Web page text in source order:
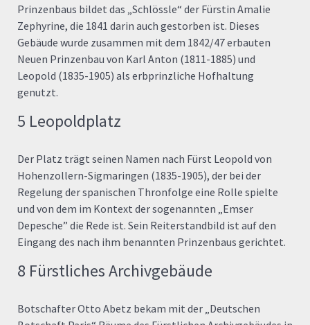
Prinzenbaus bildet das „Schlössle“ der Fürstin Amalie
Zephyrine, die 1841 darin auch gestorben ist. Dieses
Gebäude wurde zusammen mit dem 1842/47 erbauten
Neuen Prinzenbau von Karl Anton (1811-1885) und
Leopold (1835-1905) als erbprinzliche Hofhaltung
genutzt.
5 Leopoldplatz
Der Platz trägt seinen Namen nach Fürst Leopold von
Hohenzollern-Sigmaringen (1835-1905), der bei der
Regelung der spanischen Thronfolge eine Rolle spielte
und von dem im Kontext der sogenannten „Emser
Depesche” die Rede ist. Sein Reiterstandbild ist auf den
Eingang des nach ihm benannten Prinzenbaus gerichtet.
8 Fürstliches Archivgebäude
Botschafter Otto Abetz bekam mit der „Deutschen